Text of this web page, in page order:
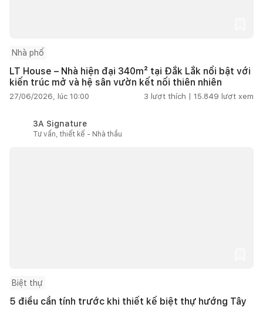
Nhà phố
LT House – Nhà hiện đại 340m² tại Đắk Lắk nổi bật với
kiến trúc mở và hệ sân vườn kết nối thiên nhiên
27/06/2026, lúc 10:00 3 lượt thích | 15.849 lượt xem
3A Signature
Tư vấn, thiết kế - Nhà thầu
Biệt thự
5 điều cần tính trước khi thiết kế biệt thự hướng Tây